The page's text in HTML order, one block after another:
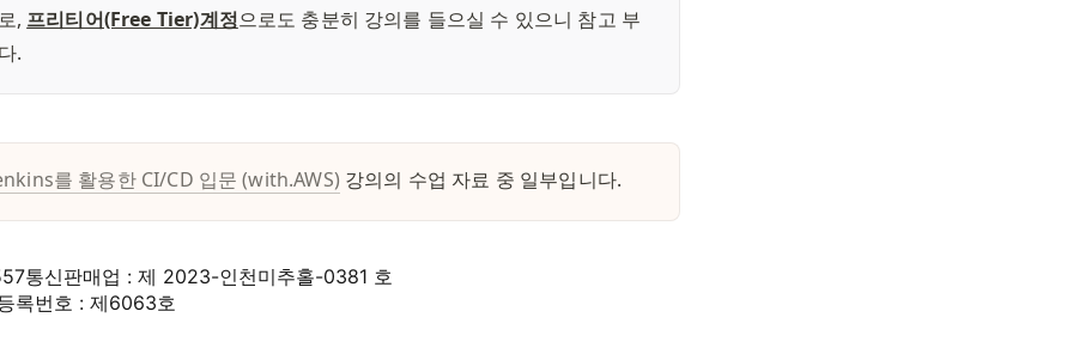
, 프리티어(Free Tier)계정으로도 충분히 강의를 들으실 수 있으니 참고 부
.
를 활용한 CI/CD 입문 (with.AWS) 강의의 수업 자료 중 일부입니다.
통신판매업 : 제 2023-인천미추홀-0381 호
록번호 : 제6063호